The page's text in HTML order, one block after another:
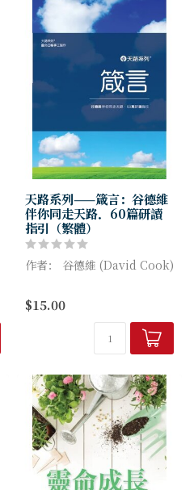
天路系列——箴言：谷德維
伴你同走天路．60篇研讀
指引（繁體）
作者： 谷德維 (David Cook)
簡練的生活智慧語錄集。當你
深入研究其中的作者：所羅
門、亞古珥、利慕伊勒和其他
$15.00